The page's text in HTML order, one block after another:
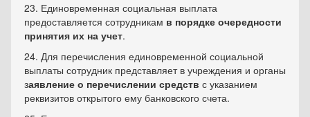
23. Единовременная социальная выплата
предоставляется сотрудникам в порядке очередности
принятия их на учет.
24. Для перечисления единовременной социальной
выплаты сотрудник представляет в учреждения и органы
заявление о перечислении средств с указанием
реквизитов открытого ему банковского счета.